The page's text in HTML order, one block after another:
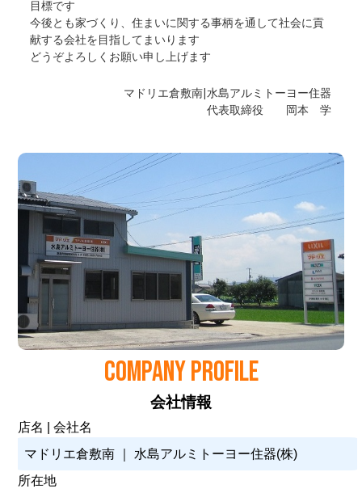
COMPANY PROFILE
会社情報
店名 | 会社名
マドリエ倉敷南 ｜ 水島アルミトーヨー住器(株)
所在地